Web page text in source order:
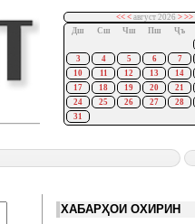
<< <август 2026 > >>
Дш
Сш Чш Пш Ҷъ
3
4 5 6 7
10
11 12 13 14
17
18 19 20 21
24
25 26 27 28
31
ХАБАРҲОИ ОХИРИН